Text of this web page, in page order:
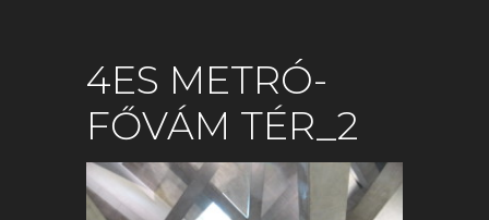
4ES METRÓ-
FŐVÁM TÉR_2